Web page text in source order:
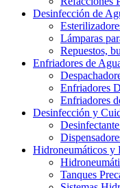
Desinfección de
Lámparas
Repuestos,
Enfriadores de
Enfriadores
Enfriadores
Desinfección y
Hidroneumáticos y
Tanques